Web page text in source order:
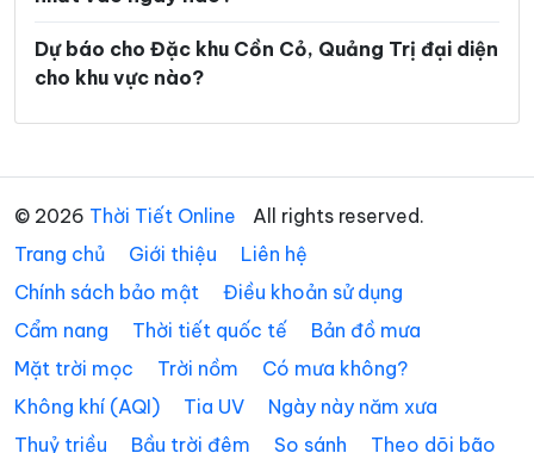
Xã Triệu Phong Xã Trung Thuần
Xã Trường Ninh
Xã Tuyên Lâm Xã Tuyên Phú
Xã Tuyên Sơn Xã Vĩnh Định
Xã Vĩnh Linh
Xã Vĩnh Thủy
Dự báo cho Đặc khu Cồn Cỏ, Quảng Trị đại diện
cho khu vực nào?
© 2026 Thời Tiết Online
All rights reserved.
Trang chủ
Giới thiệu
Liên hệ
Chính sách bảo mật
Điều khoản sử dụng
Cẩm nang
Thời tiết quốc tế
Bản đồ mưa
Mặt trời mọc
Trời nồm
Có mưa không?
Không khí (AQI)
Tia UV
Ngày này năm xưa
Thuỷ triều
Bầu trời đêm So sánh Theo dõi bão